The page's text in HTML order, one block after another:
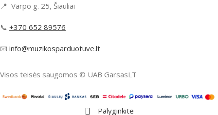
📍 Varpo g. 25, Šiauliai
📞 +370 652 89576
📧 info@muzikosparduotuve.lt
Visos teisės saugomos ©️ UAB GarsasLT
Palyginkite